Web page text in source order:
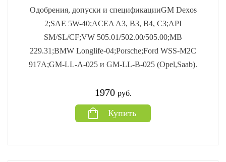
Одобрения, допуски и спецификацииGM Dexos
2;SAE 5W-40;ACEA A3, B3, B4, C3;API
SM/SL/CF;VW 505.01/502.00/505.00;MB
229.31;BMW Longlife-04;Porsche;Ford WSS-M2C
917A;GM-LL-A-025 и GM-LL-B-025 (Opel,Saab).
1970 руб.
Купить